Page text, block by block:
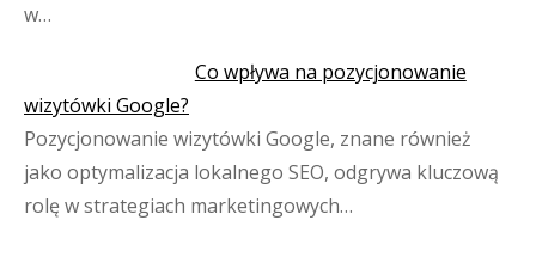
w…
Co wpływa na pozycjonowanie
wizytówki Google?
Pozycjonowanie wizytówki Google, znane również
jako optymalizacja lokalnego SEO, odgrywa kluczową
rolę w strategiach marketingowych…